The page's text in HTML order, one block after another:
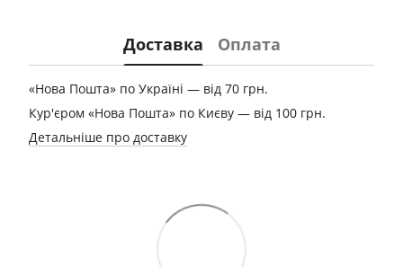
Доставка Оплата
«Нова Пошта» по Україні — від 70 грн.
Кур'єром «Нова Пошта» по Києву — від 100 грн.
Детальніше про доставку